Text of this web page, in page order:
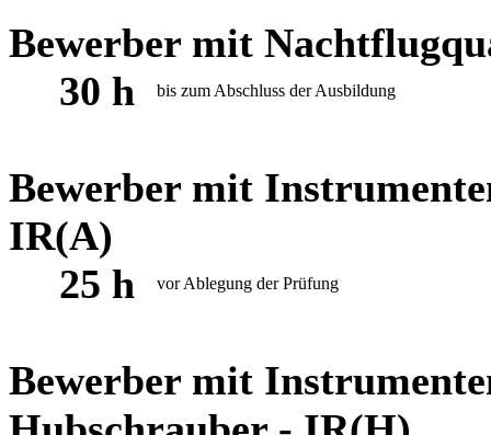
Bewerber mit
30 h
bis zum Abschluss der Ausbildung
Bewerber mit
IR(A)
25 h
vor Ablegung der Prüfung
Bewerber mit